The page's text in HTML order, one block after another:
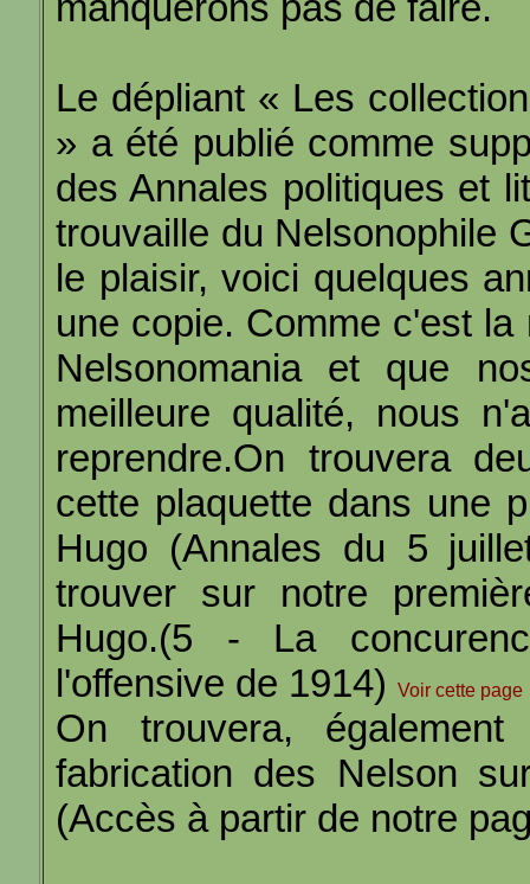
Le dépliant « Les
» a été publié comme
des Annales politiques et
trouvaille du Nelsonophile
le plaisir, voici quelques
une copie. Comme c'est
Nelsonomania et que
meilleure qualité, nous
reprendre.On trouvera
cette plaquette dans une
Hugo (Annales du 5
trouver sur notre
Hugo.(5 - La
l'offensive de 1914)
Voir cette page
On trouvera,
fabrication des Nelson
(Accès à partir de notre